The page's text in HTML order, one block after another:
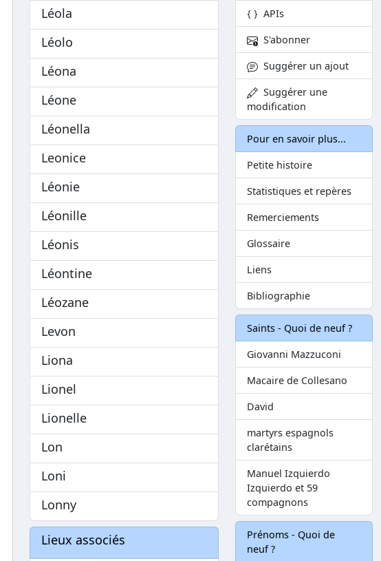
Léola
Léolo
Léona
Léone
Léonella
Leonice
Léonie
Léonille
Léonis
Léontine
Léozane
Levon
Liona
Lionel
Lionelle
Lon
Loni
Lonny
Lieux associés
APIs
S'abonner
Suggérer un ajout
Suggérer une
modification
Pour en savoir plus...
Petite histoire
Statistiques et repères
Remerciements
Glossaire
Liens
Bibliographie
Saints - Quoi de neuf ?
Giovanni Mazzuconi
Macaire de Collesano
David
martyrs espagnols
clarétains
Manuel Izquierdo
Izquierdo et 59
compagnons
Prénoms - Quoi de
neuf ?